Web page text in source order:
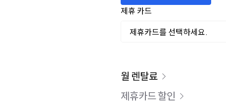
제휴 카드
제휴카드를 선택하세요.
이용 요금
월 렌탈료
제휴카드 할인